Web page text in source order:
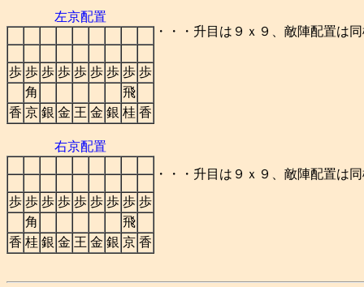
左京配置
歩 歩 歩 歩 歩 歩 歩 歩 歩
角
飛
香 京 銀 金 王 金 銀 桂 香
・・・升目は９ｘ９、敵陣配置は
右京配置
歩 歩 歩 歩 歩 歩 歩 歩 歩
角
飛
香 桂 銀 金 王 金 銀 京 香
・・・升目は９ｘ９、敵陣配置は